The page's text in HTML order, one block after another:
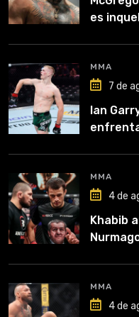
es
MMA
7 de
Ian
MMA
4 de
Khabib
MMA
4 de